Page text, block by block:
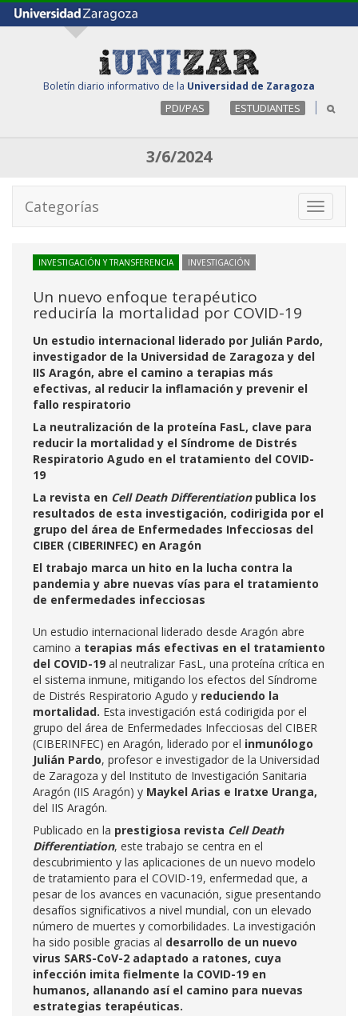
Boletín diario informativo de la Universidad de Zaragoza
PDI/PAS ESTUDIANTES
3/6/2024
Toggle
Categorías
INVESTIGACIÓN Y TRANSFERENCIA INVESTIGACIÓN
Un nuevo enfoque terapéutico
reduciría la mortalidad por COVID-19
Un estudio internacional liderado por Julián Pardo,
investigador de la Universidad de Zaragoza y del
IIS Aragón, abre el camino a terapias más
efectivas, al reducir la inflamación y prevenir el
fallo respiratorio
La neutralización de la proteína FasL, clave para
reducir la mortalidad y el Síndrome de Distrés
Respiratorio Agudo en el tratamiento del COVID-
19
La revista en Cell Death Differentiation publica los
resultados de esta investigación, codirigida por el
grupo del área de Enfermedades Infecciosas del
CIBER (CIBERINFEC) en Aragón
El trabajo marca un hito en la lucha contra la
pandemia y abre nuevas vías para el tratamiento
de enfermedades infecciosas
Un estudio internacional liderado desde Aragón abre
camino a terapias más efectivas en el tratamiento
del COVID-19 al neutralizar FasL, una proteína crítica en
el sistema inmune, mitigando los efectos del Síndrome
de Distrés Respiratorio Agudo y reduciendo la
mortalidad. Esta investigación está codirigida por el
grupo del área de Enfermedades Infecciosas del CIBER
(CIBERINFEC) en Aragón, liderado por el inmunólogo
Julián Pardo, profesor e investigador de la Universidad
de Zaragoza y del Instituto de Investigación Sanitaria
Aragón (IIS Aragón) y Maykel Arias e Iratxe Uranga,
del IIS Aragón.
Publicado en la prestigiosa revista Cell Death
Differentiation, este trabajo se centra en el
descubrimiento y las aplicaciones de un nuevo modelo
de tratamiento para el COVID-19, enfermedad que, a
pesar de los avances en vacunación, sigue presentando
desafíos significativos a nivel mundial, con un elevado
número de muertes y comorbilidades. La investigación
ha sido posible gracias al desarrollo de un nuevo
virus SARS-CoV-2 adaptado a ratones, cuya
infección imita fielmente la COVID-19 en
humanos, allanando así el camino para nuevas
estrategias terapéuticas.